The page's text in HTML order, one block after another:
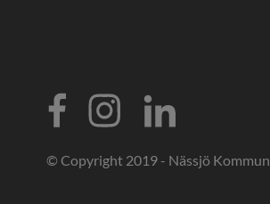
© Copyright 2019 - Nässjö Kommun